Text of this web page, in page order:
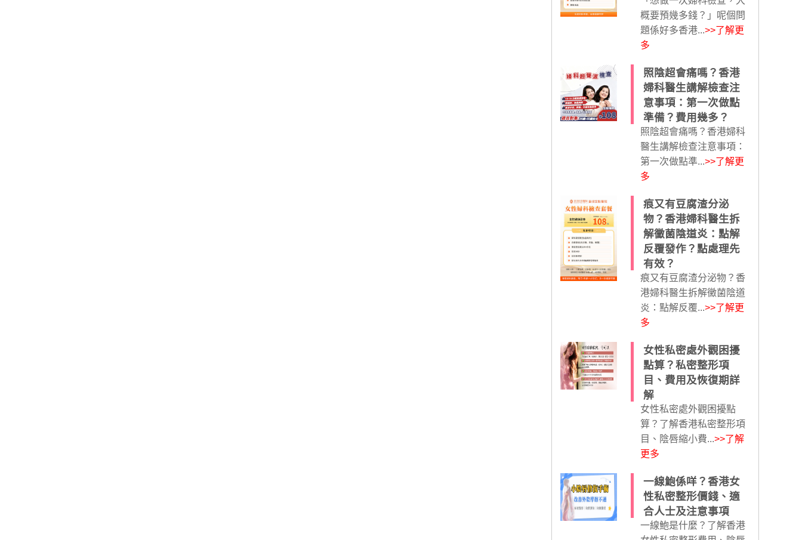
概要預幾多錢？」呢個問
題係好多香港...>>了解更
多
照陰超會痛嗎？香港
婦科醫生講解檢查注
意事項：第一次做點
準備？費用幾多？
照陰超會痛嗎？香港婦科
醫生講解檢查注意事項：
第一次做點準...>>了解更
多
痕又有豆腐渣分泌
物？香港婦科醫生拆
解黴菌陰道炎：點解
反覆發作？點處理先
有效？
痕又有豆腐渣分泌物？香
港婦科醫生拆解黴菌陰道
炎：點解反覆...>>了解更
多
女性私密處外觀困擾
點算？私密整形項
目、費用及恢復期詳
解
女性私密處外觀困擾點
算？了解香港私密整形項
目、陰唇縮小費...>>了解
更多
一線鮑係咩？香港女
性私密整形價錢、適
合人士及注意事項
一線鮑是什麼？了解香港